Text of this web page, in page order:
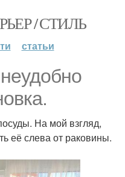
/ СТИЛЬ
статьи
На мой взгляд,
её слева от раковины.